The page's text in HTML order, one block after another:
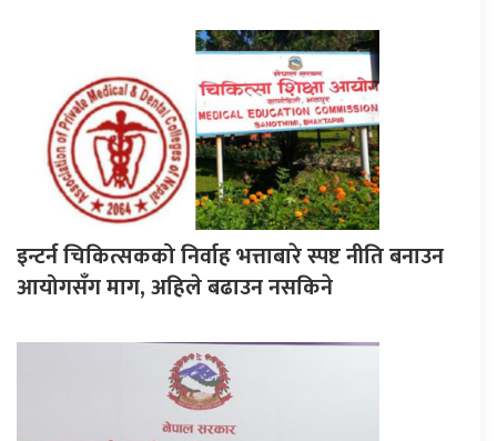
इन्टर्न चिकित्सकको निर्वाह भत्ताबारे स्पष्ट नीति बनाउन
आयोगसँग माग, अहिले बढाउन नसकिने